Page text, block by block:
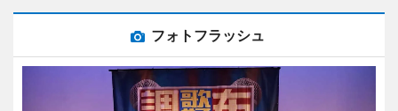
フォトフラッシュ